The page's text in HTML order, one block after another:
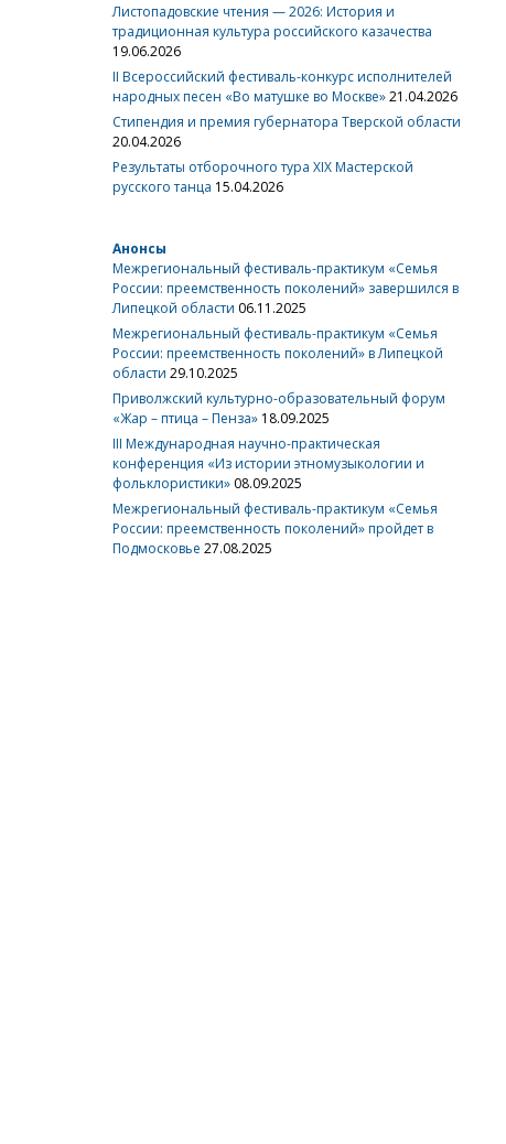
Листопадовские чтения — 2026: История и
традиционная культура российского казачества
19.06.2026
II Всероссийский фестиваль-конкурс исполнителей
народных песен «Во матушке во Москве»21.04.2026
Стипендия и премия губернатора Тверской области
20.04.2026
Результаты отборочного тура XIX Мастерской
русского танца 15.04.2026
Анонсы
Межрегиональный фестиваль-практикум «Семья
России: преемственность поколений» завершился в
Липецкой области 06.11.2025
Межрегиональный фестиваль-практикум «Семья
России: преемственность поколений» в Липецкой
области 29.10.2025
Приволжский культурно-образовательный форум
«Жар – птица – Пенза» 18.09.2025
III Международная научно-практическая
конференция «Из истории этномузыкологии и
фольклористики» 08.09.2025
Межрегиональный фестиваль-практикум «Семья
России: преемственность поколений» пройдет в
Подмосковье 27.08.2025